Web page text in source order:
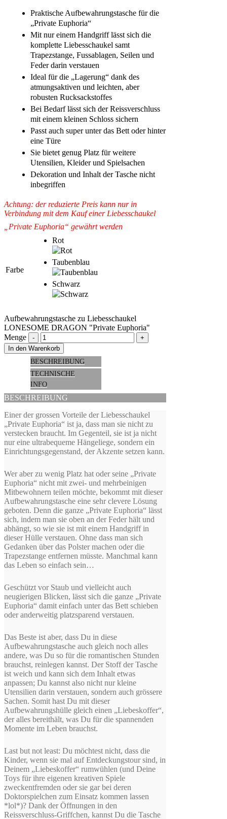
Praktische Aufbewahrungstasche für die
„Private Euphoria“
Mit nur einem Handgriff lässt sich die
komplette Liebesschaukel samt
Trapezstange, Fussablagen, Seilen und
Feder darin verstauen
Ideal für die „Lagerung“ dank des
atmungsaktiven und leichten, aber
robusten Rucksackstoffes
Bei Bedarf lässt sich der Reissverschluss
mit einem kleinen Schloss sichern
Passt auch super unter das Bett oder hinter
eine Türe
Sie bietet genug Platz für weitere
Utensilien, Kleider und Spielsachen
Dekoration und Inhalt der Tasche nicht
inbegriffen
Achtung: der reduzierte Preis kann nur in
Verbindung mit dem Kauf einer Liebesschaukel
„Private Euphoria“ gewährt werden
Farbe
Aufbewahrungstasche zu Liebesschaukel
LONESOME DRAGON "Private Euphoria"
Menge
In den Warenkorb
BESCHREIBUNG
TECHNISCHE
INFO
BESCHREIBUNG
Einer der grossen Vorteile der Liebesschaukel
„Private Euphoria“ ist ja, dass man sie nicht zu
verstecken braucht. Im Gegenteil, sie ist ja nicht
nur eine ultrabequeme Hängeliege, sondern ein
Einrichtungsgegenstand, der Akzente setzen kann.
Wer aber zu wenig Platz hat oder seine „Private
Euphoria“ nicht mit zwei- und mehrbeinigen
Mitbewohnern teilen möchte, bekommt mit dieser
Aufbewahrungstasche eine sehr clevere Lösung
geboten. Denn die ganze „Private Euphoria“ lässt
sich, indem man sie oben an der Feder hält und
abhängt, so wie sie ist mit einem Handgriff in
dieser Hülle verstauen. Ohne dass man sich
Gedanken über das Polster machen oder die
Trapezstange entfernen müsste. Manchmal kann
das Leben so einfach sein…
Geschützt vor Staub und vielleicht auch
neugierigen Blicken, lässt sich die ganze „Private
Euphoria“ damit einfach unter das Bett schieben
oder anderweitig platzsparend verstauen.
Das Beste ist aber, dass Du in diese
Aufbewahrungstasche auch gleich noch alles
andere, was Du so für die romantischen Stunden
brauchst, reinlegen kannst. Der Stoff der Tasche
ist weich und kann sich dem Inhalt etwas
anpassen; Du kannst also nicht nur kleine
Utensilien darin verstauen, sondern auch grössere
Sachen. Somit hast Du mit dieser
Aufbewahrungshülle gleich einen „Liebeskoffer“,
der alles bereithält, was Du für die spannenden
Momente im Leben brauchst.
Last but not least: Du möchtest nicht, dass die
Kinder, wenn sie mal auf Entdeckungstour sind, in
Deinem „Liebeskoffer“ rumwühlen (und Deine
Toys für ihre eigenen kreativen Spiele
zweckentfremden oder sie gar bei deren
Doktorspielchen zum Einsatz kommen lassen
*lol*)? Dank der Öffnungen in den
Reissverschluss-Griffchen, kannst Du die Tasche